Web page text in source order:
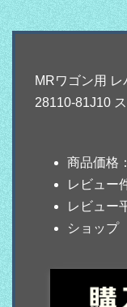
MRワゴン用
28110-81J10
商品価格
レビュー
レビュー
ショッ